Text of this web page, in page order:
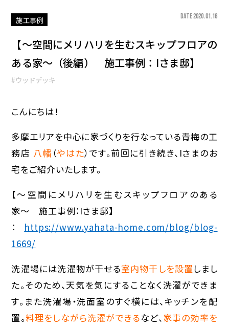
施工事例 DATE 2020.01.16
【〜空間にメリハリを生むスキップフロアの
ある家〜（後編） 施工事例：Iさま邸】
#ウッドデッキ
こんにちは！
多摩エリアを中心に家づくりを行なっている青梅の工
務店 八幡（やはた）です。前回に引き続き、Iさまのお
宅をご紹介いたします。
【〜空間にメリハリを生むスキップフロアのある
家〜 施工事例：Iさま邸】
： https://www.yahata-home.com/blog/blog-
1669/
洗濯場には洗濯物が干せる室内物干しを設置 しまし
た。そのため、天気を気にすることなく洗濯ができま
す。また洗濯場・洗面室のすぐ横には、キッチンを配
置。料理をしながら洗濯ができるなど、 家事の効率を